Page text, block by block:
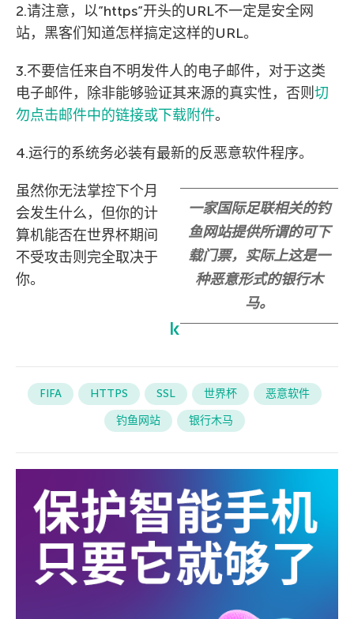
2.请注意，以”https”开头的URL不一定是安全网
站，黑客们知道怎样搞定这样的URL。
3.不要信任来自不明发件人的电子邮件，对于这类
电子邮件，除非能够验证其来源的真实性，否则 切
勿点击邮件中的链接或下载附件。
4.运行的系统务必装有最新的反恶意软件程序。
一家国际足联相关的钓
鱼网站提供所谓的可下
载门票，实际上这是一
种恶意形式的银行木
马。
虽然你无法掌控下个月
会发生什么，但你的计
算机能否在世界杯期间
不受攻击则完全取决于
你。
FIFA HTTPS SSL 世界杯
恶意软件
钓鱼网站
银行木马